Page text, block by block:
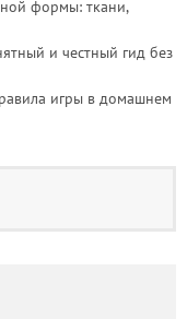
формы: ткани,
и честный гид без
игры в домашнем